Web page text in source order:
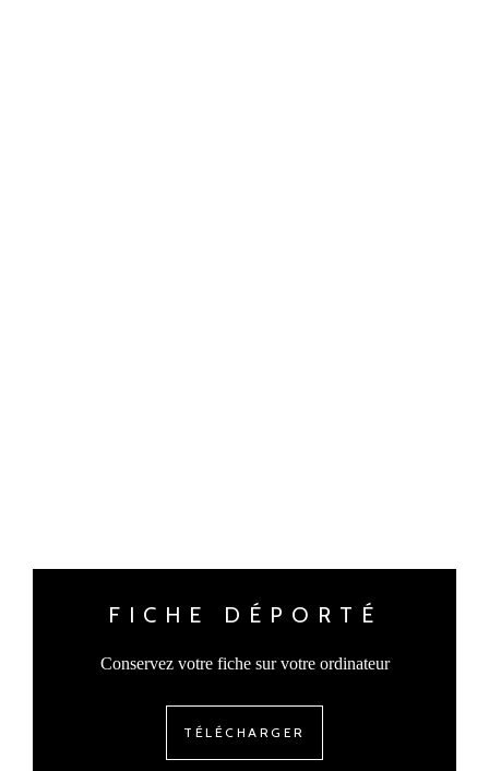
FICHE DÉPORTÉ
Conservez votre fiche sur votre ordinateur
TÉLÉCHARGER